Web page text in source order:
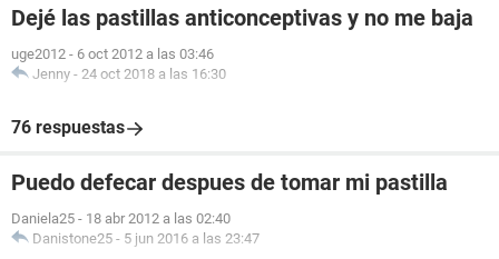
Dejé las pastillas anticonceptivas y no me baja
uge2012 - 6 oct 2012 a las 03:46
Jenny - 24 oct 2018 a las 16:30
76 respuestas
Puedo defecar despues de tomar mi pastilla
Daniela25 - 18 abr 2012 a las 02:40
Danistone25 - 5 jun 2016 a las 23:47